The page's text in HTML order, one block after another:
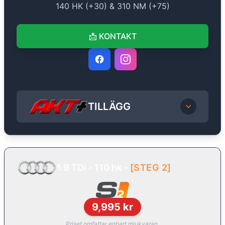
140 HK (+30) & 310 NM (+75)
📩 KONTAKT
TILLÄGG
[STEG 2]
9,995 kr